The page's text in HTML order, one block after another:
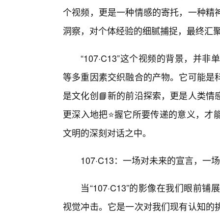
个视频，更是一种情感的寄托，一种
洞察，对个体经验的细腻捕捉，最终汇
“107·C13”这个视频的背景，并
等多重因素交织融合的产物。它可能
是文化创📘新的前沿探索，更是人类
更深入地把⭐握它所要传递的意义，
文明的深刻对话之中。
107·C13：一场对未来的宣言，一
当“107·C13”的影像在我们眼前
视觉冲击。它是一次对我们现有认知